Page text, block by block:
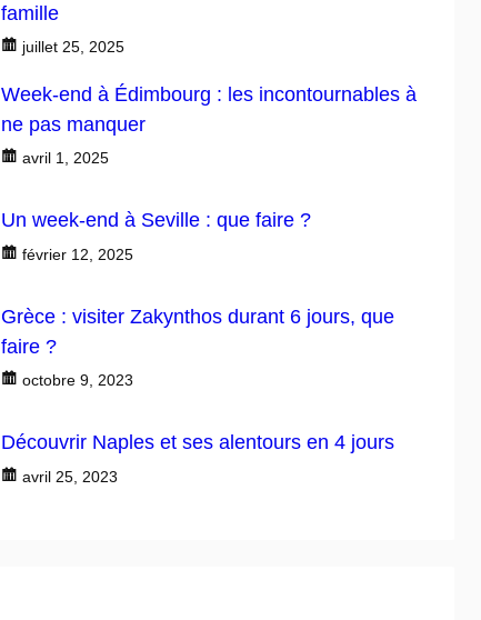
famille
juillet 25, 2025
Week-end à Édimbourg : les incontournables à
ne pas manquer
avril 1, 2025
Un week-end à Seville : que faire ?
février 12, 2025
Grèce : visiter Zakynthos durant 6 jours, que
faire ?
octobre 9, 2023
Découvrir Naples et ses alentours en 4 jours
avril 25, 2023